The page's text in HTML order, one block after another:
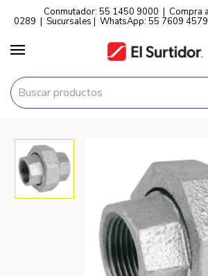
Conmutador: 55 1450 9000 | Compra
0289 | Sucursales | WhatsApp: 55 7609